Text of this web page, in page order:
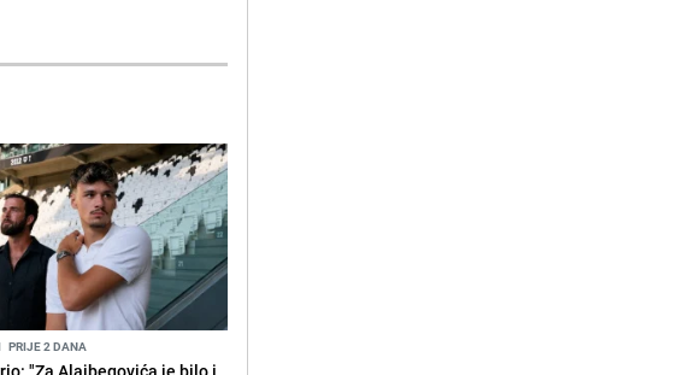
PRIJE 2 DANA